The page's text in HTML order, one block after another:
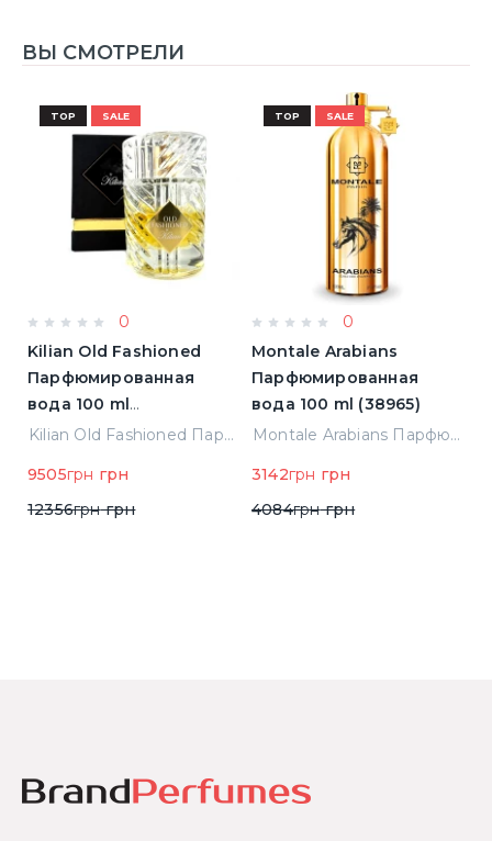
ВЫ СМОТРЕЛИ
TOP SALE
0
Kilian Old Fashioned
Парфюмированная
вода 100 ml
(3700550240723)
Kilian Old Fashioned Парфюмированная вода 100 ml (3700550240723)
9505грн грн
12356грнгрн
TOP SALE
0
Montale Arabians
Парфюмированная
вода 100 ml (38965)
Montale Arabians Парфюмированная вода 100 ml (38965)
3142грн грн
4084грнгрн